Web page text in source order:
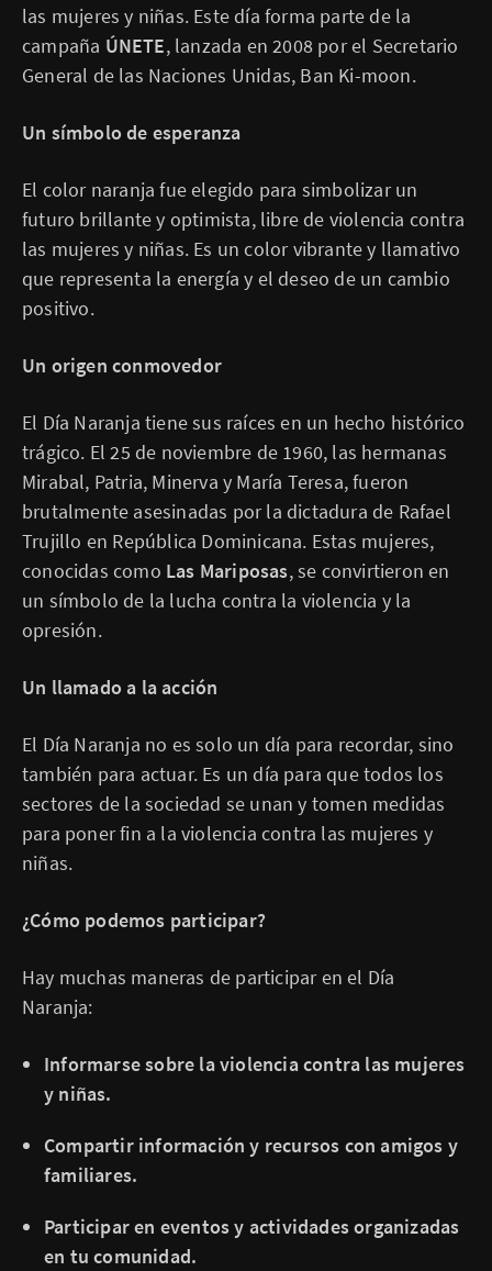
las mujeres y niñas. Este día forma parte de la
campaña ÚNETE, lanzada en 2008 por el Secretario
General de las Naciones Unidas, Ban Ki-moon.
Un símbolo de esperanza
El color naranja fue elegido para simbolizar un
futuro brillante y optimista, libre de violencia contra
las mujeres y niñas. Es un color vibrante y llamativo
que representa la energía y el deseo de un cambio
positivo.
Un origen conmovedor
El Día Naranja tiene sus raíces en un hecho histórico
trágico. El 25 de noviembre de 1960, las hermanas
Mirabal, Patria, Minerva y María Teresa, fueron
brutalmente asesinadas por la dictadura de Rafael
Trujillo en República Dominicana. Estas mujeres,
conocidas como Las Mariposas, se convirtieron en
un símbolo de la lucha contra la violencia y la
opresión.
Un llamado a la acción
El Día Naranja no es solo un día para recordar, sino
también para actuar. Es un día para que todos los
sectores de la sociedad se unan y tomen medidas
para poner fin a la violencia contra las mujeres y
niñas.
¿Cómo podemos participar?
Hay muchas maneras de participar en el Día
Naranja:
Informarse sobre la violencia contra las mujeres
y niñas.
Compartir información y recursos con amigos y
familiares.
Participar en eventos y actividades organizadas
en tu comunidad.